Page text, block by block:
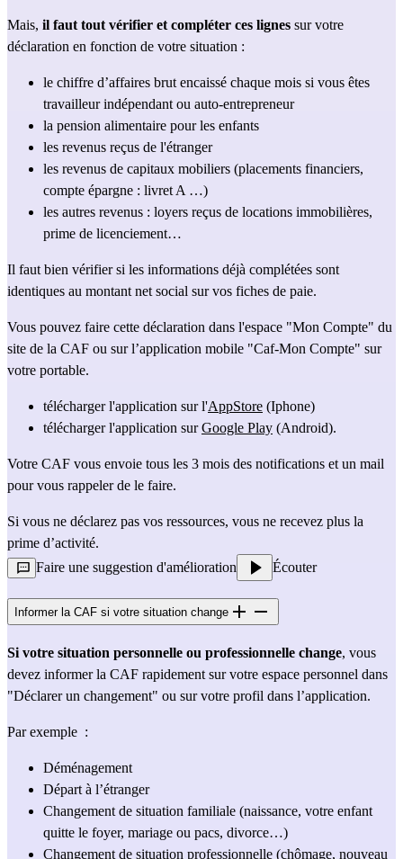
Mais, il faut tout vérifier et compléter ces lignes sur votre
déclaration en fonction de votre situation :
le chiffre d’affaires brut encaissé chaque mois si vous êtes
travailleur indépendant ou auto-entrepreneur
la pension alimentaire pour les enfants
les revenus reçus de l'étranger
les revenus de capitaux mobiliers (placements financiers,
compte épargne : livret A …)
les autres revenus : loyers reçus de locations immobilières,
prime de licenciement…
Il faut bien vérifier si les informations déjà complétées sont
identiques au montant net social sur vos fiches de paie.
Vous pouvez faire cette déclaration dans l'espace "Mon Compte" du
site de la CAF ou sur l’application mobile "Caf-Mon Compte" sur
votre portable.
télécharger l'application sur l'AppStore (Iphone)
télécharger l'application sur Google Play (Android).
Votre CAF vous envoie tous les 3 mois des notifications et un mail
pour vous rappeler de le faire.
Si vous ne déclarez pas vos ressources, vous ne recevez plus la
prime d’activité.
Faire une suggestion d'amélioration
Écouter
Informer la CAF si votre situation change
Si votre situation personnelle ou professionnelle change, vous
devez informer la CAF rapidement sur votre espace personnel dans
"Déclarer un changement" ou sur votre profil dans l’application.
Par exemple  :
Déménagement
Départ à l’étranger
Changement de situation familiale (naissance, votre enfant
quitte le foyer, mariage ou pacs, divorce…)
Changement de situation professionnelle (chômage, nouveau